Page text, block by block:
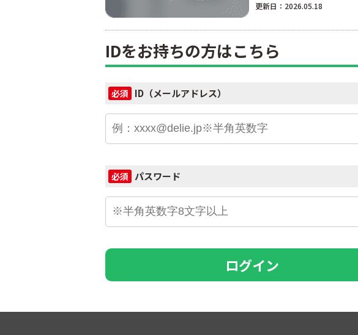
更新日：2026.05.18
IDをお持ちの方はこちら
必須 ID（メールアドレス）
必須 パスワード
ログイン